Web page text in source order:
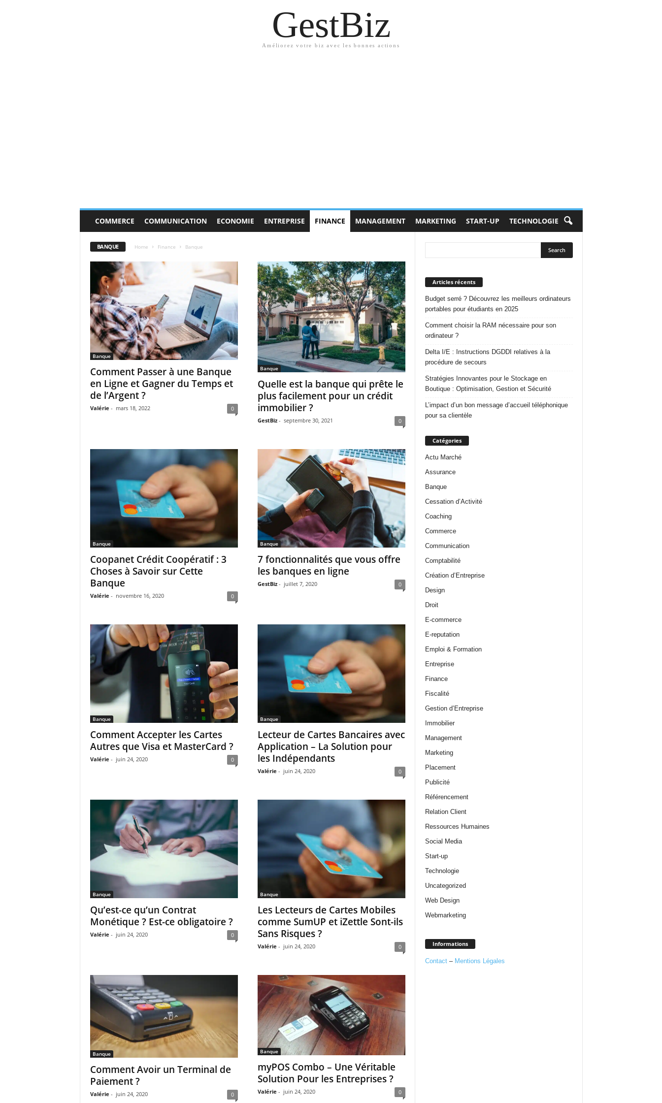
GestBiz
Améliorez votre biz avec les bonnes actions
COMMERCE COMMUNICATION ECONOMIE ENTREPRISE FINANCE MANAGEMENT MARKETING START-UP TECHNOLOGIE
BANQUE Home Finance Banque
Banque
Comment Passer à une Banque
en Ligne et Gagner du Temps et
de l’Argent ?
Valérie - mars 18, 2022 0
Banque
Quelle est la banque qui prête le
plus facilement pour un crédit
immobilier ?
GestBiz - septembre 30, 2021 0
Banque
Coopanet Crédit Coopératif : 3
Choses à Savoir sur Cette
Banque
Valérie - novembre 16, 2020 0
Banque
7 fonctionnalités que vous offre
les banques en ligne
GestBiz - juillet 7, 2020 0
Banque
Comment Accepter les Cartes
Autres que Visa et MasterCard ?
Valérie - juin 24, 2020 0
Banque
Lecteur de Cartes Bancaires avec
Application – La Solution pour
les Indépendants
Valérie - juin 24, 2020 0
Banque
Qu’est-ce qu’un Contrat
Monétique ? Est-ce obligatoire ?
Valérie - juin 24, 2020 0
Banque
Les Lecteurs de Cartes Mobiles
comme SumUP et iZettle Sont-ils
Sans Risques ?
Valérie - juin 24, 2020 0
Banque
Comment Avoir un Terminal de
Paiement ?
Valérie - juin 24, 2020 0
Banque
myPOS Combo – Une Véritable
Solution Pour les Entreprises ?
Valérie - juin 24, 2020 0
Articles récents
Budget serré ? Découvrez les meilleurs ordinateurs
portables pour étudiants en 2025
Comment choisir la RAM nécessaire pour son
ordinateur ?
Delta I/E : Instructions DGDDI relatives à la
procédure de secours
Stratégies Innovantes pour le Stockage en
Boutique : Optimisation, Gestion et Sécurité
L’impact d’un bon message d’accueil téléphonique
pour sa clientèle
Catégories
Actu Marché
Assurance
Banque
Cessation d’Activité
Coaching
Commerce
Communication
Comptabilité
Création d’Entreprise
Design
Droit
E-commerce
E-reputation
Emploi & Formation
Entreprise
Finance
Fiscalité
Gestion d’Entreprise
Immobilier
Management
Marketing
Placement
Publicité
Référencement
Relation Client
Ressources Humaines
Social Media
Start-up
Technologie
Uncategorized
Web Design
Webmarketing
Informations
Contact– Mentions Légales